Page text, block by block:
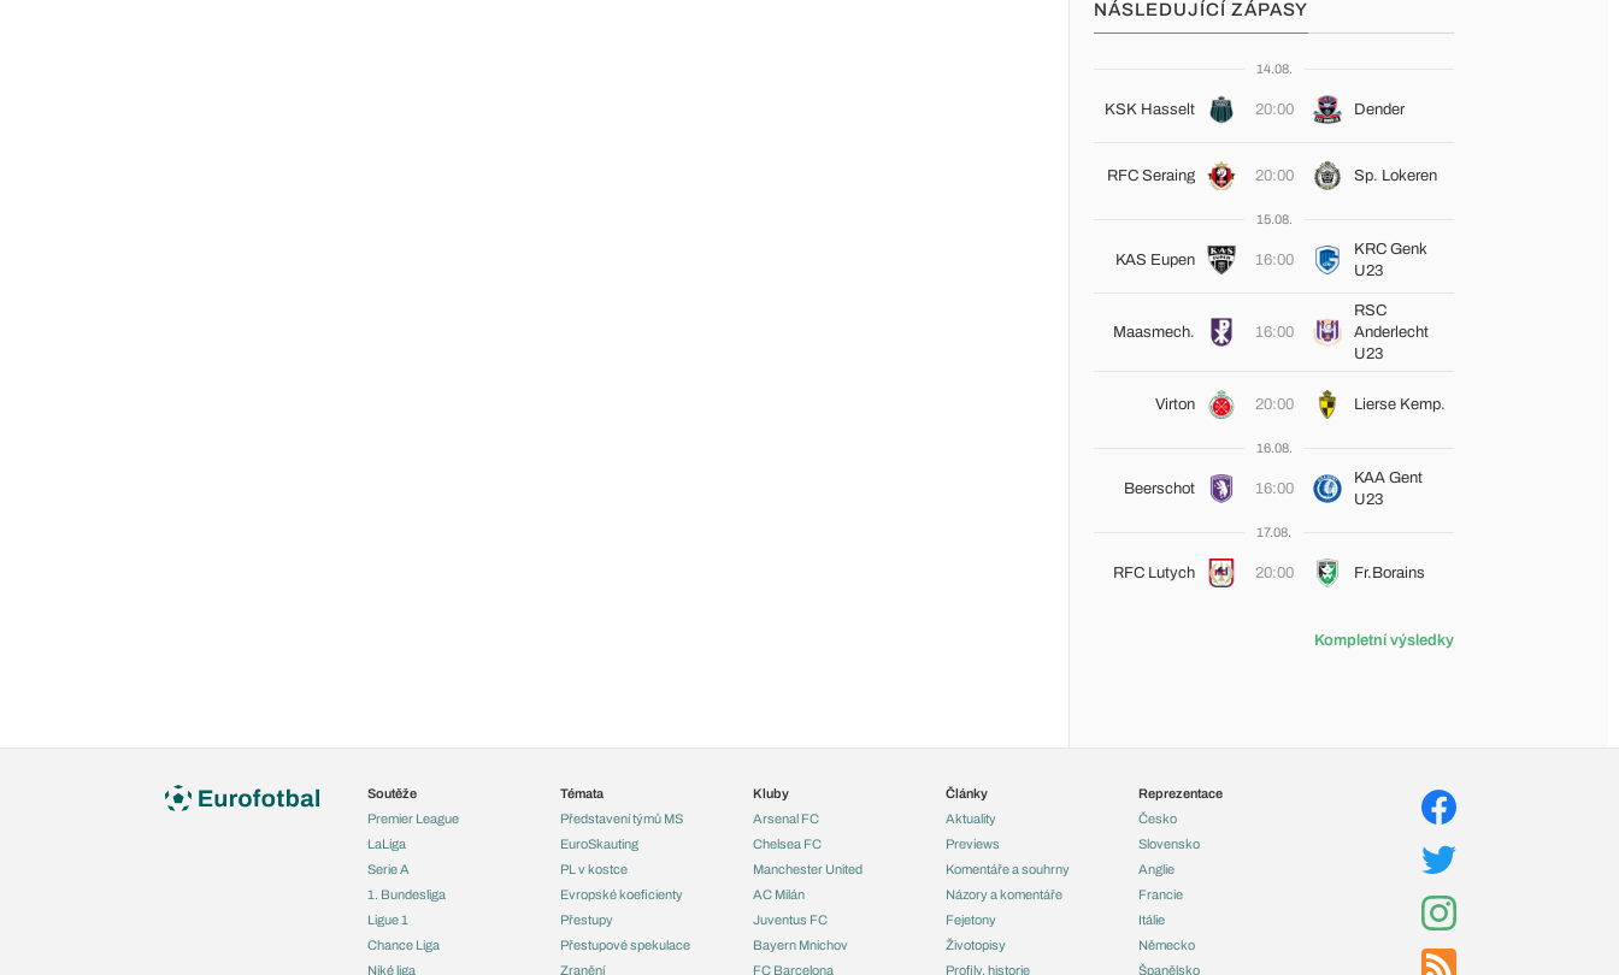
NÁSLEDUJÍCÍ ZÁPASY
14.08.
KSK Hasselt 20:00 Dender
RFC Seraing 20:00 Sp. Lokeren
15.08.
KAS Eupen 16:00
KRC Genk
U23
Maasmech. 16:00
RSC
Anderlecht
U23
Virton 20:00 Lierse Kemp.
16.08.
Beerschot 16:00
KAA Gent
U23
17.08.
RFC Lutych 20:00 Fr.Borains
Kompletní výsledky
Soutěže
Premier League
LaLiga
Serie A
1. Bundesliga
Ligue 1
Chance Liga
Niké liga
Témata
Představení týmů MS
EuroSkauting
PL v kostce
Evropské koeficienty
Přestupy
Přestupové spekulace
Zranění
Kluby
Arsenal FC
Chelsea FC
Manchester United
AC Milán
Juventus FC
Bayern Mnichov
FC Barcelona
Články
Aktuality
Previews
Komentáře a souhrny
Názory a komentáře
Fejetony
Životopisy
Profily, historie
Reprezentace
Česko
Slovensko
Anglie
Francie
Itálie
Německo
Španělsko